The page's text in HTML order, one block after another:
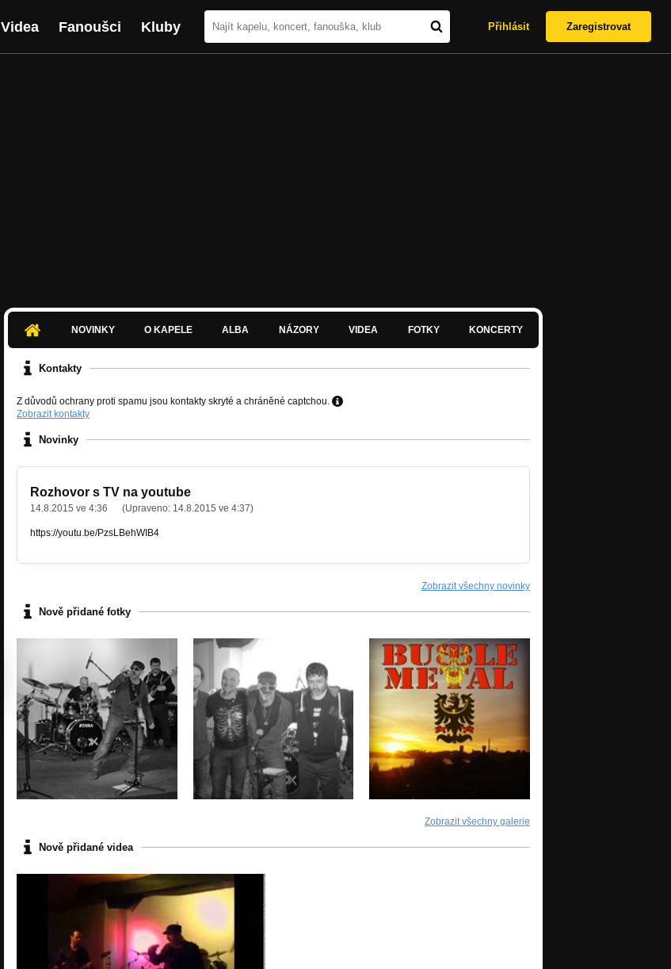
Videa Fanoušci Kluby Přihlásit Zaregistrovat
NOVINKY O KAPELE ALBA NÁZORY VIDEA FOTKY KONCERTY
Kontakty
Z důvodů ochrany proti spamu jsou kontakty skryté a chráněné captchou.
Zobrazit kontakty
Novinky
Rozhovor s TV na youtube
14.8.2015 ve 4:36 (Upraveno: 14.8.2015 ve 4:37)
https://youtu.be/PzsLBehWIB4
Zobrazit všechny novinky
Nově přidané fotky
Zobrazit všechny galerie
Nově přidané videa